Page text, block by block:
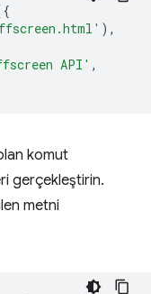
),
API' ,
komut
gerçekleştirin.
metni